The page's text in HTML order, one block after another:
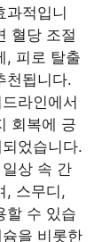
과적입니
혈당 조절
, 피로 탈출
천됩니다.
라인에서
회복에 긍
었습니다.
상 속 간
, 스무디,
할 수 있습
을 비롯한